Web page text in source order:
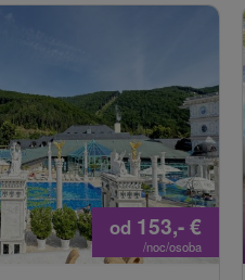
od 153,-€
/noc/osoba